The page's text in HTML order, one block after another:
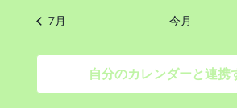
ダ
ー
7月 今月
自分のカレンダーと連携